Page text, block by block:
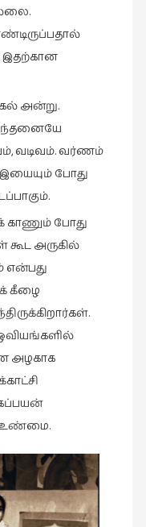
இதற்கான
அன்று.
வடிவம். வர்ணம்
போது
போது
அருகில்
என்பது
கீழை
உண்மை.